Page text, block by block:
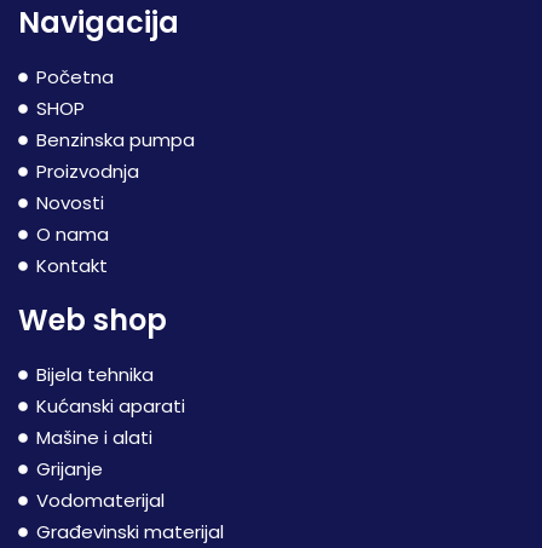
Navigacija
Početna
SHOP
Benzinska pumpa
Proizvodnja
Novosti
O nama
Kontakt
Web shop
Bijela tehnika
Kućanski aparati
Mašine i alati
Grijanje
Vodomaterijal
Građevinski materijal